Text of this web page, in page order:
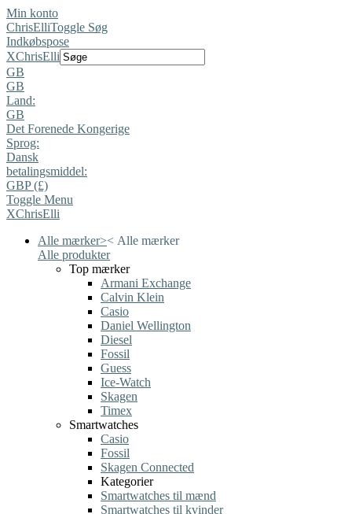
Min konto
ChrisElliToggle Søg
Indkøbspose
XChrisElli
GB
GB
Land:
GB
Det Forenede Kongerige
Sprog:
Dansk
betalingsmiddel:
GBP (£)
Toggle Menu
XChrisElli
Alle mærker>< Alle mærker
Alle produkter
Top mærker
Armani Exchange
Calvin Klein
Casio
Daniel Wellington
Diesel
Fossil
Guess
Ice-Watch
Skagen
Timex
Smartwatches
Casio
Fossil
Skagen Connected
Kategorier
Smartwatches til mænd
Smartwatches til kvinder